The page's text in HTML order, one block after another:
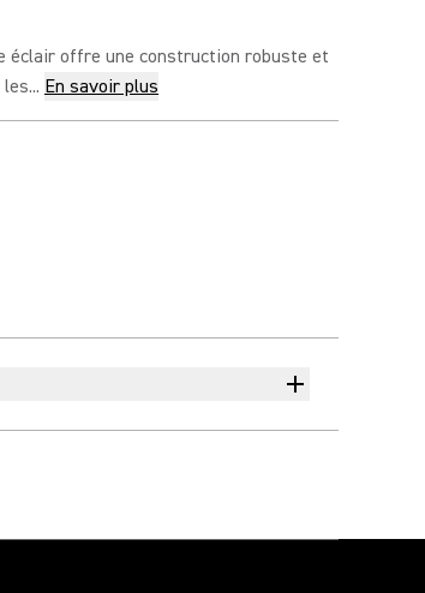
éclair offre une construction robuste et
En savoir plus